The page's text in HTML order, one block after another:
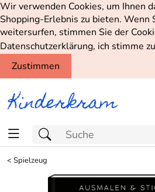
Wir verwenden Cookies, um Ihnen
Shopping-Erlebnis zu bieten. Wenn
weitersurfen, stimmen Sie der
Datenschutzerklärung, ich stimme
Zustimmen
<Spielzeug